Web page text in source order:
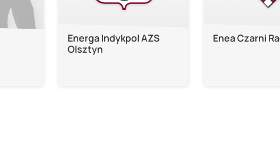
Energa Indykpol AZS
Olsztyn
Enea Czarni